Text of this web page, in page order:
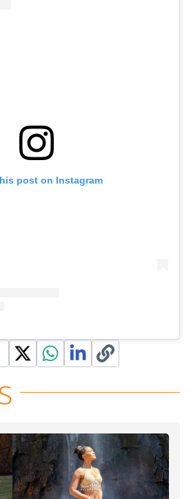
post on Instagram